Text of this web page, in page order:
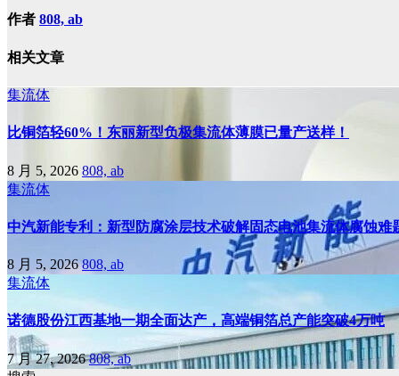
作者 808, ab
相关文章
集流体
比铜箔轻60%！东丽新型负极集流体薄膜已量产送样！
8 月 5, 2026 808, ab
集流体
中汽新能专利：新型防腐涂层技术破解固态电池集流体腐蚀难
8 月 5, 2026808, ab
集流体
诺德股份江西基地一期全面达产，高端铜箔总产能突破4万吨
7 月 27, 2026808, ab